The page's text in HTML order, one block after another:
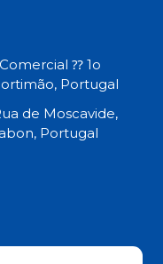
⁇ 1o
Portugal
de Moscavide,
Portugal